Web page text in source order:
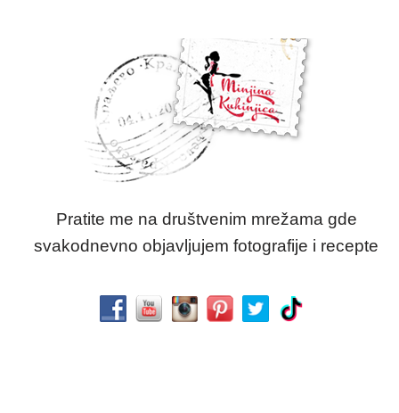
Pratite me na društvenim mrežama gde
svakodnevno objavljujem fotografije i recepte